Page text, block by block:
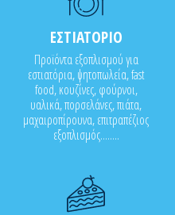
ΕΣΤΙΑΤΟΡΙΟ
Προϊόντα εξοπλισμού για
εστιατόρια, ψητοπωλεία, fast
food, κουζίνες, φούρνοι,
υαλικά, πορσελάνες, πιάτα,
μαχαιροπίρουνα, επιτραπέζιος
εξοπλισμός........